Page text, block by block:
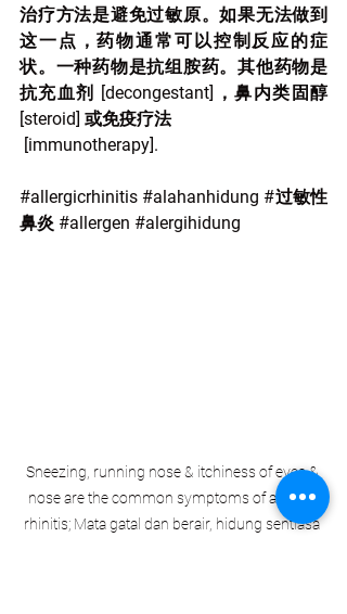
治疗方法是避免过敏原。如果无法做到
这一点，药物通常可以控制反应的症
状。一种药物是抗组胺药。其他药物是
抗充血剂 [decongestant]，鼻内类固醇
[steroid] 或免疫疗法
[immunotherapy].
#allergicrhinitis #alahanhidung #过敏性
鼻炎 #allergen #alergihidung
Sneezing, running nose & itchiness of eyes &
nose are the common symptoms of allergic
rhinitis; Mata gatal dan berair, hidung sentiasa